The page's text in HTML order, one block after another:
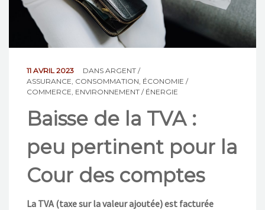
CONTACT
11 AVRIL 2023 DANS ARGENT /
ASSURANCE CONSOMMATION ÉCONOMIE /
COMMERCE ENVIRONNEMENT / ÉNERGIE
Baisse de la TVA :
peu pertinent pour la
Cour des comptes
La TVA (taxe sur la valeur ajoutée) est facturée